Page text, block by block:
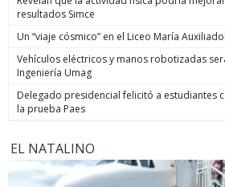
resultados Simce
Un “viaje cósmico” en el Liceo María
Vehículos eléctricos y manos robotizadas
Ingeniería Umag
Delegado presidencial felicitó a estudiantes
la prueba Paes
EL NATALINO